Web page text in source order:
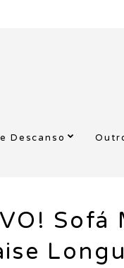
Descanso
Sofá